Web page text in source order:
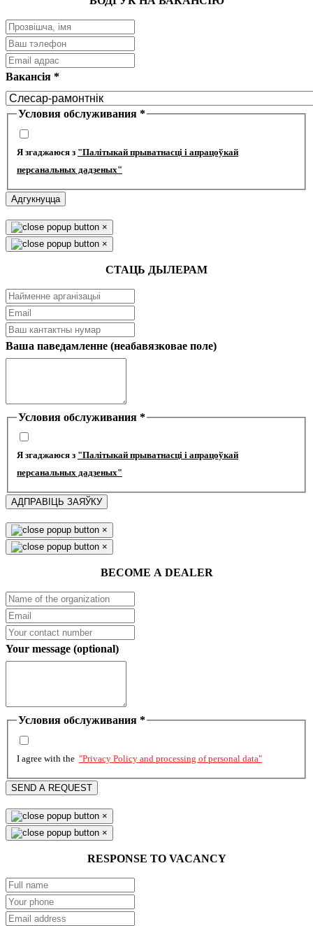
Вакансія *
Условия обслуживания *
Я згаджаюся з "Палітыкай прыватнасці і апрацоўкай
персанальных дадзеных"
Адгукнуцца
×
×
СТАЦЬ ДЫЛЕРАМ
Ваша паведамленне (неабавязковае поле)
Условия обслуживания *
Я згаджаюся з "Палітыкай прыватнасці і апрацоўкай
персанальных дадзеных"
АДПРАВІЦЬ ЗАЯЎКУ
×
×
BECOME A DEALER
Your message (optional)
Условия обслуживания *
I agree with the "Privacy Policy and processing of personal data"
SEND A REQUEST
×
×
RESPONSE TO VACANCY